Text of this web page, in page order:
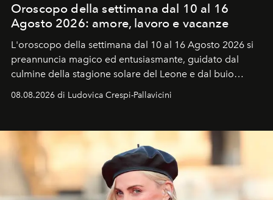
Oroscopo della settimana dal 10 al 16
Agosto 2026: amore, lavoro e vacanze
L'oroscopo della settimana dal 10 al 16 Agosto 2026 si
preannuncia magico ed entusiasmante, guidato dal
culmine della stagione solare del Leone e dal buio
ideale per la notte delle Perseidi.
08.08.2026 di Ludovica Crespi-Pallavicini